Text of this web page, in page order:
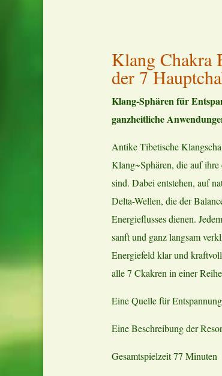
Klang Chakra
der 7
Klang-Sphären für
ganzheitliche
Antike Tibetische
Klang~Sphären, die auf ihre
sind. Dabei entstehen, auf
Delta-Wellen, die der
Energieflusses dienen.
sanft und ganz langsam
Energiefeld klar und
alle 7 Ckakren in einer
Eine Quelle für
Eine Beschreibung der
Gesamtspielzeit 77 Minuten